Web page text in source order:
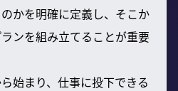
かを明確に定義し、そこか
ンを組み立てることが重要
始まり、仕事に投下できる